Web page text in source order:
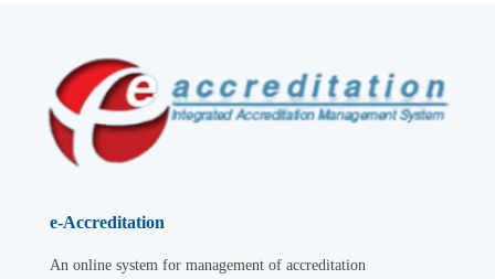
e-Accreditation
An online system for management of accreditation